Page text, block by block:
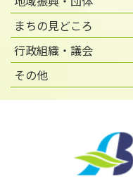
まちの見どころ
行政組織・議会
その他